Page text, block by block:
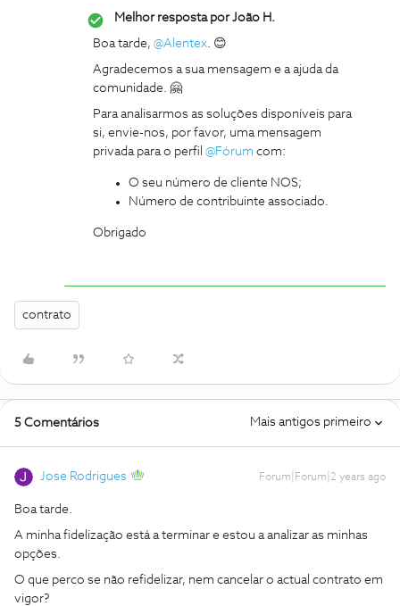
Melhor resposta porJoão H.
Boa tarde, @Alentex. 😊
Agradecemos a sua mensagem e a ajuda da
comunidade. 🤗
Para analisarmos as soluções disponíveis para
si, envie-nos, por favor, uma mensagem
privada para o perfil @Fórum com:
O seu número de cliente NOS;
Número de contribuinte associado.
Obrigado
contrato
5 Comentários Mais antigos primeiro
Jose Rodrigues Forum|Forum|2 years ago
Boa tarde.
A minha fidelização está a terminar e estou a analizar as minhas
opções.
O que perco se não refidelizar, nem cancelar o actual contrato em
vigor?